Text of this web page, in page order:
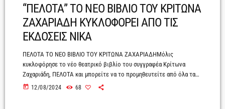
“ΠΕΛΟΤΑ” ΤΟ ΝΕΟ ΒΙΒΛΙΟ ΤΟΥ ΚΡΙΤΩΝΑ
ΖΑΧΑΡΙΑΔΗ ΚΥΚΛΟΦΟΡΕΙ ΑΠΟ ΤΙΣ
ΕΚΔΟΣΕΙΣ ΝΙΚΑ
ΠΕΛΟΤΑ ΤΟ ΝΕΟ ΒΙΒΛΙΟ ΤΟΥ ΚΡΙΤΩΝΑ ΖΑΧΑΡΙΑΔΗΜόλις
κυκλοφόρησε το νέο θεατρικό βιβλίο του συγγραφέα Κρίτωνα
Ζαχαριάδη, ΠΕΛΟΤΑ και μπορείτε να το προμηθευτείτε από όλα τα
ενημερωμένα βιβλιοπωλείαΝέο, Βραβευμένο,
today 12/08/2024 68